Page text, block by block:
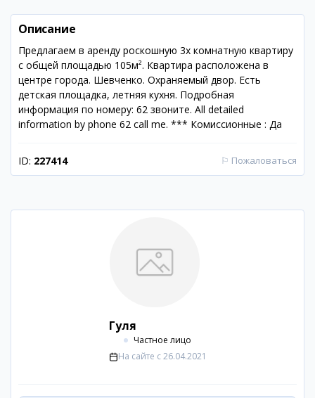
Описание
Предлагаем в аренду роскошную 3х комнатную квартиру
с общей площадью 105м². Квартира расположена в
центре города. Шевченко. Охраняемый двор. Есть
детская площадка, летняя кухня. Подробная
информация по номеру: 62 звоните. All detailed
information by phone 62 call me. *** Комиссионные : Да
ID: 227414 ⚐ Пожаловаться
Гуля
Частное лицо
На сайте с 26.04.2021